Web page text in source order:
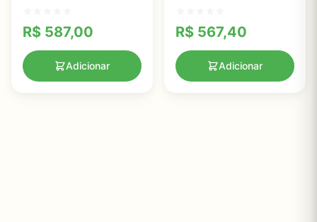
R$ 587,00
Adicionar
R$ 567,40
Adicionar